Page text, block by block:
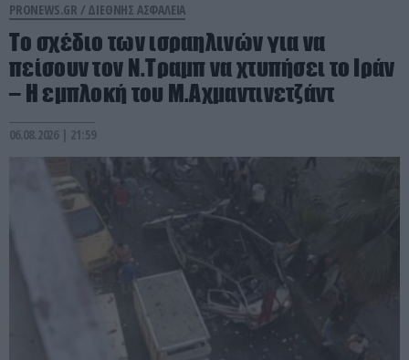
PRONEWS.GR / ΔΙΕΘΝΗΣ ΑΣΦΑΛΕΙΑ
Το σχέδιο των ισραηλινών για να
πείσουν τον Ν.Τραμπ να χτυπήσει το Ιράν
– Η εμπλοκή του Μ.Αχμαντινετζάντ
06.08.2026 | 21:59